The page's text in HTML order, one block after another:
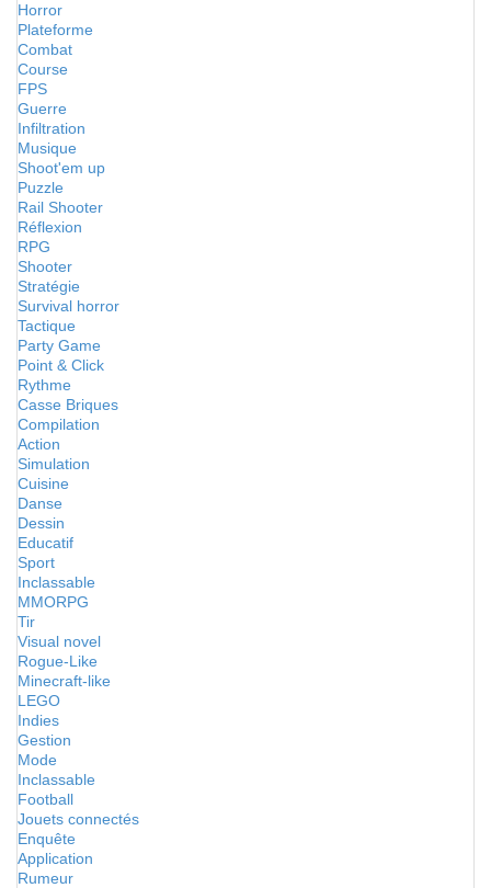
Horror
Plateforme
Combat
Course
FPS
Guerre
Infiltration
Musique
Shoot'em up
Puzzle
Rail Shooter
Réflexion
RPG
Shooter
Stratégie
Survival horror
Tactique
Party Game
Point & Click
Rythme
Casse Briques
Compilation
Action
Simulation
Cuisine
Danse
Dessin
Educatif
Sport
Inclassable
MMORPG
Tir
Visual novel
Rogue-Like
Minecraft-like
LEGO
Indies
Gestion
Mode
Inclassable
Football
Jouets connectés
Enquête
Application
Rumeur